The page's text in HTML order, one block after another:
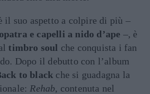
il suo aspetto a colpire di più –
e capelli a nido d’ape –, è
timbro soul che conquista i fan
Dopo il debutto con l’album
to black che si guadagna la
Rehab, contenuta nel